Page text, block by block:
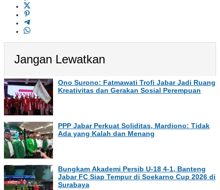
Jangan Lewatkan
Ono Surono: Fatmawati Trofi Jabar Jadi Ruang
Kreativitas dan Gerakan Sosial Perempuan
PPP Jabar Perkuat Soliditas, Mardiono: Tidak
Ada yang Kalah dan Menang
Bungkam Akademi Persib U-18 4-1, Banteng
Jabar FC Siap Tempur di Soekarno Cup 2026 di
Surabaya